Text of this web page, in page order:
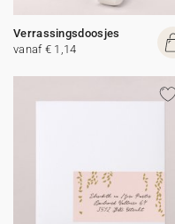
Verrassingsdoosjes
vanaf € 1,14